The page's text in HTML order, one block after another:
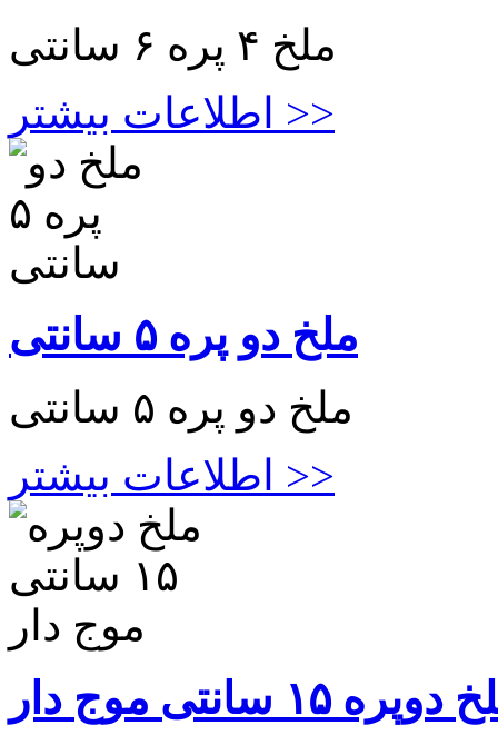
ملخ ۴ پره ۶ سانتی
اطلاعات بیشتر >>
ملخ دو پره ۵ سانتی
ملخ دو پره ۵ سانتی
اطلاعات بیشتر >>
۱۵ سانتی موج دار